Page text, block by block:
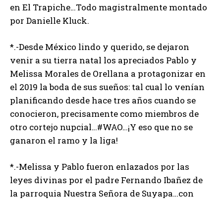
en El Trapiche…Todo magistralmente montado
por Danielle Kluck.
*.-Desde México lindo y querido, se dejaron
venir a su tierra natal los apreciados Pablo y
Melissa Morales de Orellana a protagonizar en
el 2019 la boda de sus sueños: tal cual lo venían
planificando desde hace tres años cuando se
conocieron, precisamente como miembros de
otro cortejo nupcial…#WAO…¡Y eso que no se
ganaron el ramo y la liga!
*.-Melissa y Pablo fueron enlazados por las
leyes divinas por el padre Fernando Ibañez de
la parroquia Nuestra Señora de Suyapa…con